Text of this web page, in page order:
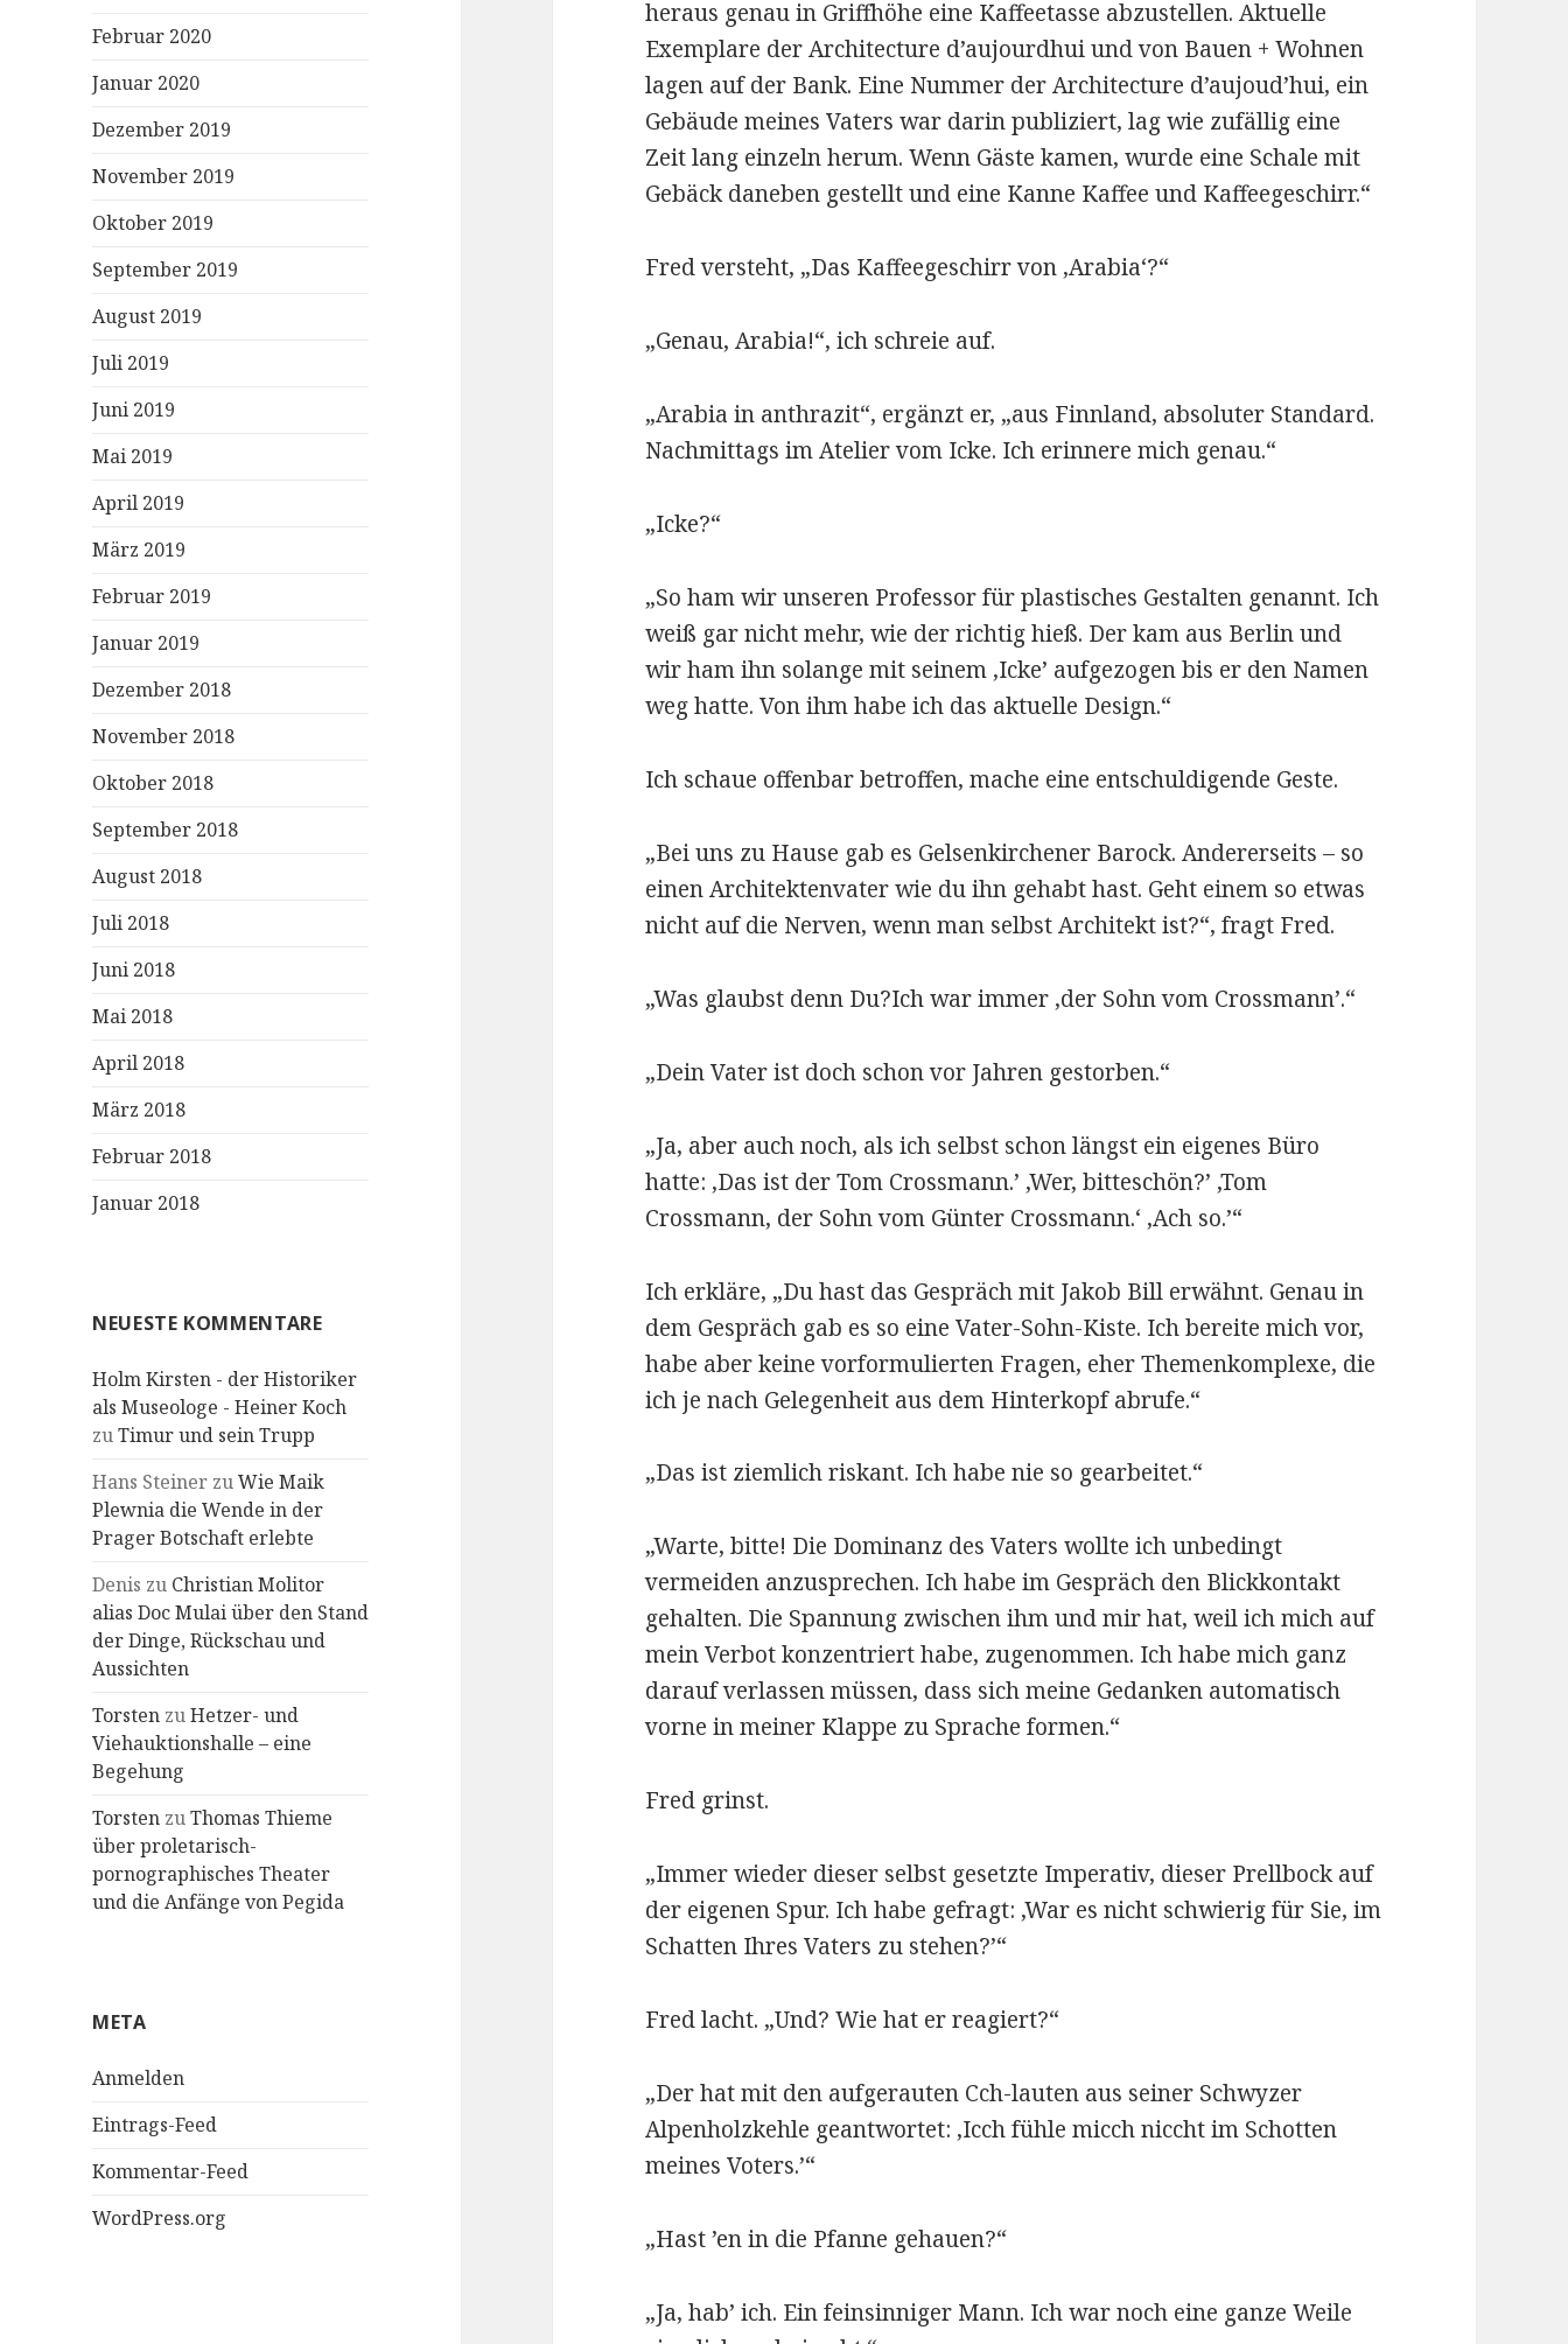
Februar 2020
Januar 2020
Dezember 2019
November 2019
Oktober 2019
September 2019
August 2019
Juli 2019
Juni 2019
Mai 2019
April 2019
März 2019
Februar 2019
Januar 2019
Dezember 2018
November 2018
Oktober 2018
September 2018
August 2018
Juli 2018
Juni 2018
Mai 2018
April 2018
März 2018
Februar 2018
Januar 2018
NEUESTE KOMMENTARE
Holm Kirsten - der Historiker
als Museologe - Heiner Koch
zuTimur und sein Trupp
Hans Steiner zuWie Maik
Plewnia die Wende in der
Prager Botschaft erlebte
Denis zu Christian Molitor
alias Doc Mulai über den Stand
der Dinge, Rückschau und
Aussichten
Torsten zuHetzer- und
Viehauktionshalle – eine
Begehung
Torsten zuThomas Thieme
über proletarisch-
pornographisches Theater
und die Anfänge von Pegida
META
Anmelden
Eintrags-Feed
Kommentar-Feed
WordPress.org
heraus genau in Griffhöhe eine Kaffeetasse abzustellen. Aktuelle
Exemplare der Architecture d’aujourdhui und von Bauen + Wohnen
lagen auf der Bank. Eine Nummer der Architecture d’aujoud’hui, ein
Gebäude meines Vaters war darin publiziert, lag wie zufällig eine
Zeit lang einzeln herum. Wenn Gäste kamen, wurde eine Schale mit
Gebäck daneben gestellt und eine Kanne Kaffee und Kaffeegeschirr.“
Fred versteht, „Das Kaffeegeschirr von ‚Arabia‘?“
„Genau, Arabia!“, ich schreie auf.
„Arabia in anthrazit“, ergänzt er, „aus Finnland, absoluter Standard.
Nachmittags im Atelier vom Icke. Ich erinnere mich genau.“
„Icke?“
„So ham wir unseren Professor für plastisches Gestalten genannt. Ich
weiß gar nicht mehr, wie der richtig hieß. Der kam aus Berlin und
wir ham ihn solange mit seinem ‚Icke’ aufgezogen bis er den Namen
weg hatte. Von ihm habe ich das aktuelle Design.“
Ich schaue offenbar betroffen, mache eine entschuldigende Geste.
„Bei uns zu Hause gab es Gelsenkirchener Barock. Andererseits – so
einen Architektenvater wie du ihn gehabt hast. Geht einem so etwas
nicht auf die Nerven, wenn man selbst Architekt ist?“, fragt Fred.
„Was glaubst denn Du?Ich war immer ‚der Sohn vom Crossmann’.“
„Dein Vater ist doch schon vor Jahren gestorben.“
„Ja, aber auch noch, als ich selbst schon längst ein eigenes Büro
hatte: ‚Das ist der Tom Crossmann.’ ‚Wer, bitteschön?’ ‚Tom
Crossmann, der Sohn vom Günter Crossmann.‘ ‚Ach so.’“
Ich erkläre, „Du hast das Gespräch mit Jakob Bill erwähnt. Genau in
dem Gespräch gab es so eine Vater-Sohn-Kiste. Ich bereite mich vor,
habe aber keine vorformulierten Fragen, eher Themenkomplexe, die
ich je nach Gelegenheit aus dem Hinterkopf abrufe.“
„Das ist ziemlich riskant. Ich habe nie so gearbeitet.“
„Warte, bitte! Die Dominanz des Vaters wollte ich unbedingt
vermeiden anzusprechen. Ich habe im Gespräch den Blickkontakt
gehalten. Die Spannung zwischen ihm und mir hat, weil ich mich auf
mein Verbot konzentriert habe, zugenommen. Ich habe mich ganz
darauf verlassen müssen, dass sich meine Gedanken automatisch
vorne in meiner Klappe zu Sprache formen.“
Fred grinst.
„Immer wieder dieser selbst gesetzte Imperativ, dieser Prellbock auf
der eigenen Spur. Ich habe gefragt: ‚War es nicht schwierig für Sie, im
Schatten Ihres Vaters zu stehen?’“
Fred lacht. „Und? Wie hat er reagiert?“
„Der hat mit den aufgerauten Cch-lauten aus seiner Schwyzer
Alpenholzkehle geantwortet: ‚Icch fühle micch niccht im Schotten
meines Voters.’“
„Hast ’en in die Pfanne gehauen?“
„Ja, hab’ ich. Ein feinsinniger Mann. Ich war noch eine ganze Weile